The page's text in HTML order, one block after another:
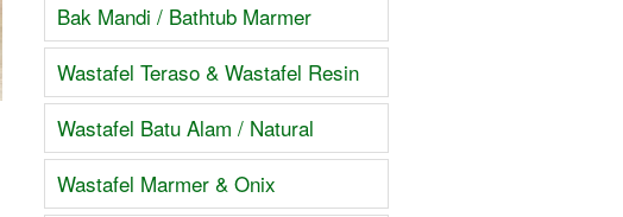
Bak Mandi / Bathtub Marmer
Wastafel Teraso & Wastafel Resin
Wastafel Batu Alam / Natural
Wastafel Marmer & Onix